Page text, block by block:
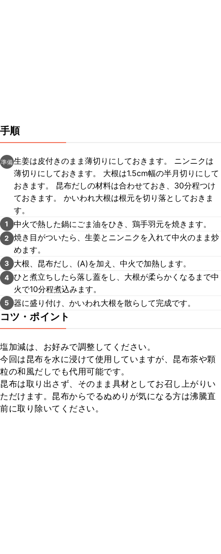
手順
準備生姜は皮付きのまま薄切りにしておきます。 ニンニクは
薄切りにしておきます。 大根は1.5cm幅の半月切りにして
おきます。 昆布だしの材料は合わせておき、30分程つけ
ておきます。 かいわれ大根は根元を切り落としておきま
す。
1 中火で熱した鍋にごま油をひき、鶏手羽元を焼きます。
2
焼き目がついたら、生姜とニンニクを入れて中火のまま炒
めます。
3 大根、昆布だし、(A)を加え、中火で加熱します。
4 ひと煮立ちしたら落し蓋をし、大根が柔らかくなるまで中
火で10分程煮込みます。
5 器に盛り付け、かいわれ大根を散らして完成です。
コツ・ポイント
塩加減は、お好みで調整してください。
今回は昆布を水に浸けて使用していますが、昆布茶や顆
粒の和風だしでも代用可能です。
昆布は取り出さず、そのまま具材としてお召し上がりい
ただけます。昆布からでるぬめりが気になる方は沸騰直
前に取り除いてください。